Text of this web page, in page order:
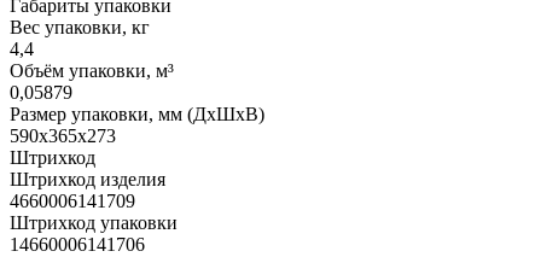
Габариты упаковки
Вес упаковки, кг
4,4
Объём упаковки, м³
0,05879
Размер упаковки, мм (ДхШхВ)
590х365х273
Штрихкод
Штрихкод изделия
4660006141709
Штрихкод упаковки
14660006141706